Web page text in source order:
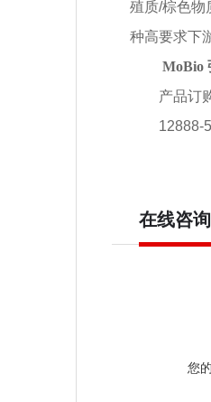
殖质/棕色物
种高要求下
MoBio
产品订
12888-
在线咨询
您